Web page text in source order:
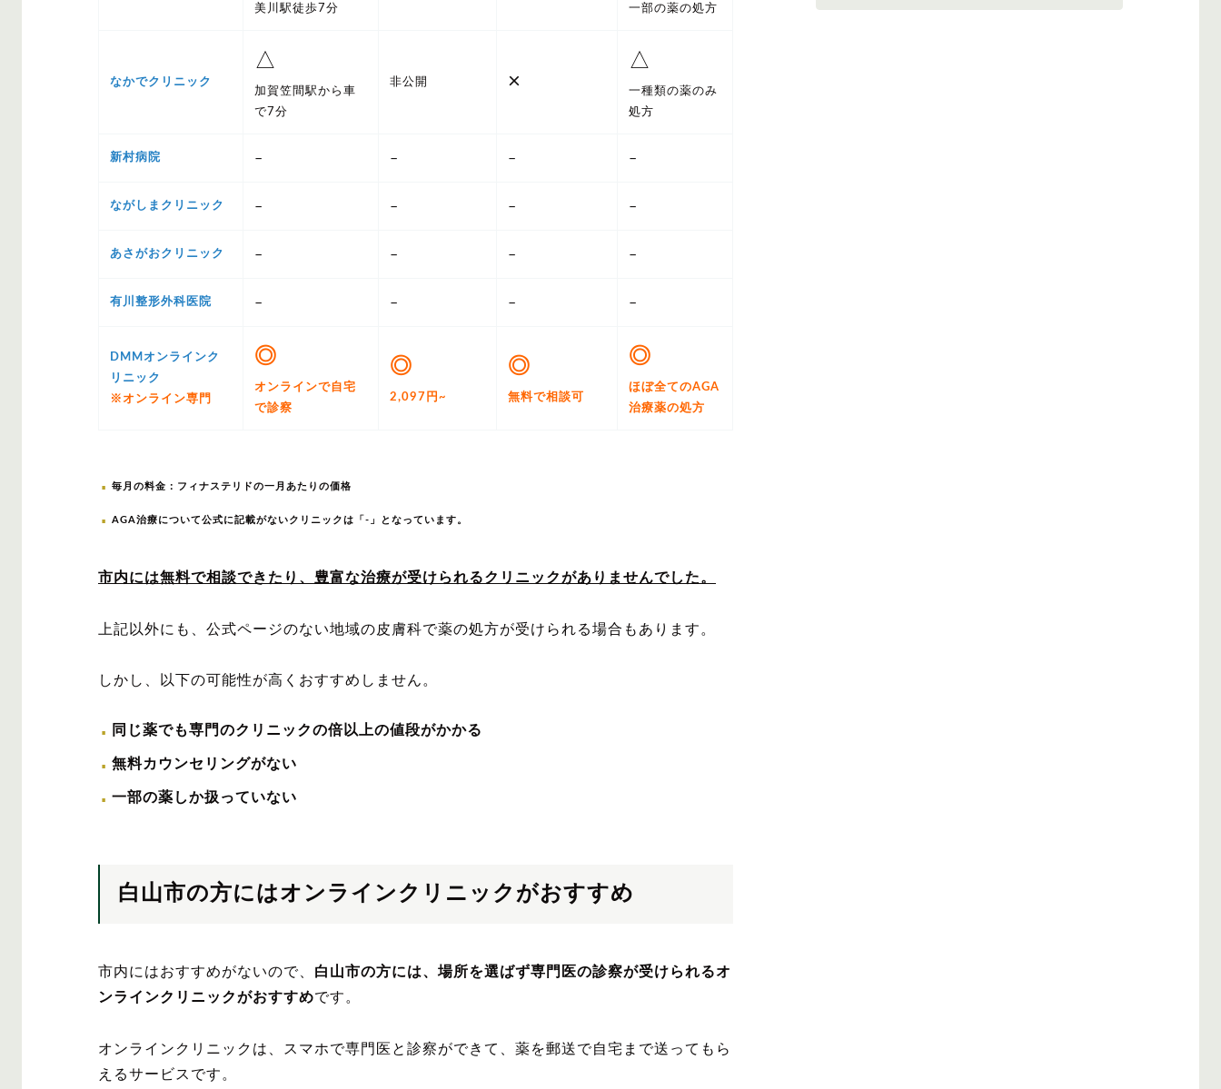
美川駅徒歩7分 一部の薬の処方
なかでクリニック
△
加賀笠間駅から車
で7分
非公開 ×
△
一種類の薬のみ
処方
新村病院 – – – –
ながしまクリニック – – – –
あさがおクリニック – – – –
有川整形外科医院 – – – –
DMMオンラインク
リニック
※オンライン専門
◎
オンラインで自宅
で診察
◎
2,097円~
◎
無料で相談可
◎
ほぼ全てのAGA
治療薬の処方
毎月の料金：フィナステリドの一月あたりの価格
AGA治療について公式に記載がないクリニックは「-」となっています。
市内には無料で相談できたり、豊富な治療が受けられるクリニックがありませんでした。
上記以外にも、公式ページのない地域の皮膚科で薬の処方が受けられる場合もあります。
しかし、以下の可能性が高くおすすめしません。
同じ薬でも専門のクリニックの倍以上の値段がかかる
無料カウンセリングがない
一部の薬しか扱っていない
白山市の方にはオンラインクリニックがおすすめ
市内にはおすすめがないので、 白山市の方には、場所を選ばず専門医の診察が受けられるオ
ンラインクリニックがおすすめです。
オンラインクリニックは、スマホで専門医と診察ができて、薬を郵送で自宅まで送ってもら
えるサービスです。